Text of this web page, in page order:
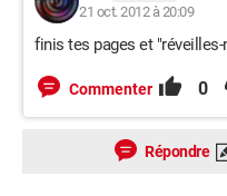
21 oct. 2012 à 20:09
finis tes pages et
Commenter 0
Répondre